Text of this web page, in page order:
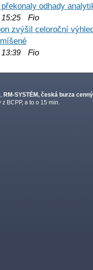
odhady
15:25 Fio
zvýšil celoroční
13:39 Fio
, RM-SYSTÉM, česká burza
BCPP, a to o 15 min.